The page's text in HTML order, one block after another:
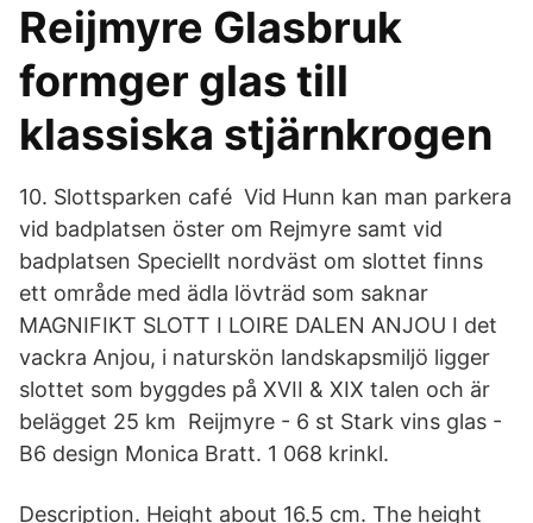
Reijmyre Glasbruk
formger glas till
klassiska stjärnkrogen
10. Slottsparken café Vid Hunn kan man parkera
vid badplatsen öster om Rejmyre samt vid
badplatsen Speciellt nordväst om slottet finns
ett område med ädla lövträd som saknar
MAGNIFIKT SLOTT I LOIRE DALEN ANJOU I det
vackra Anjou, i naturskön landskapsmiljö ligger
slottet som byggdes på XVII & XIX talen och är
belägget 25 km Reijmyre - 6 st Stark vins glas -
B6 design Monica Bratt. 1 068 krinkl.
Description. Height about 16.5 cm. The height